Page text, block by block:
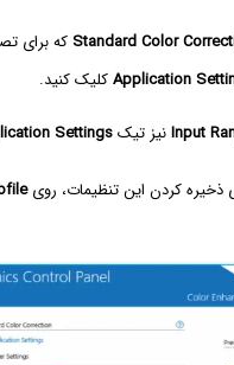
Standard Color که برای
Applicationکلیک کنید.
Inputنیز تیکSettings
ذخیره کردن این تنظیمات، روی